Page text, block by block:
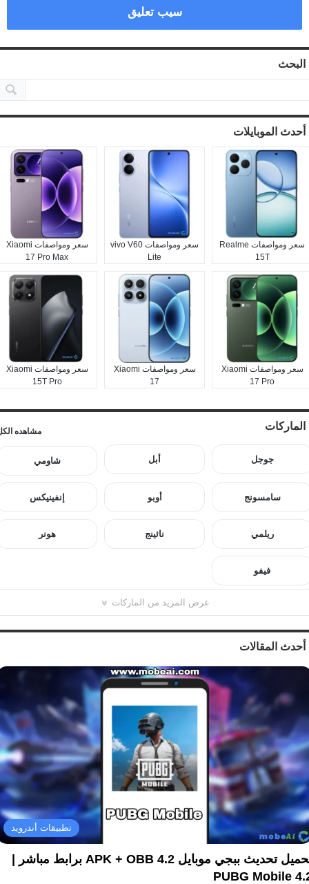
سيب تعليق
البحث
أحدث الموبايلات
سعر ومواصفات Realme
15T
سعر ومواصفات vivo V60
Lite
سعر ومواصفات Xiaomi
17 Pro Max
سعر ومواصفات Xiaomi
17 Pro
سعر ومواصفات Xiaomi
17
سعر ومواصفات Xiaomi
15T Pro
الماركات مشاهده
جوجل أبل شاومي
سامسونج أوبو إنفينيكس
ريلمي ناثينج هونر
فيفو
عرض المزيد من الماركات
أحدث المقالات
تطبيقات أندرويد
تحميل تحديث ببجي موبايل 4.2 APK + OBB برابط مباشر |
PUBG Mobile